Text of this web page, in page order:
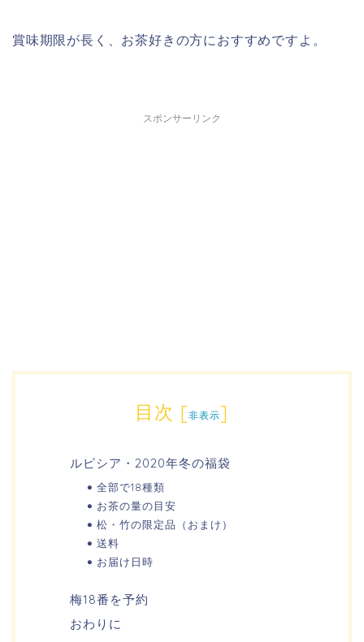
賞味期限が長く、お茶好きの方におすすめですよ。
スポンサーリンク
目次 [非表示]
ルピシア・2020年冬の福袋
全部で18種類
お茶の量の目安
松・竹の限定品（おまけ）
送料
お届け日時
梅18番を予約
おわりに